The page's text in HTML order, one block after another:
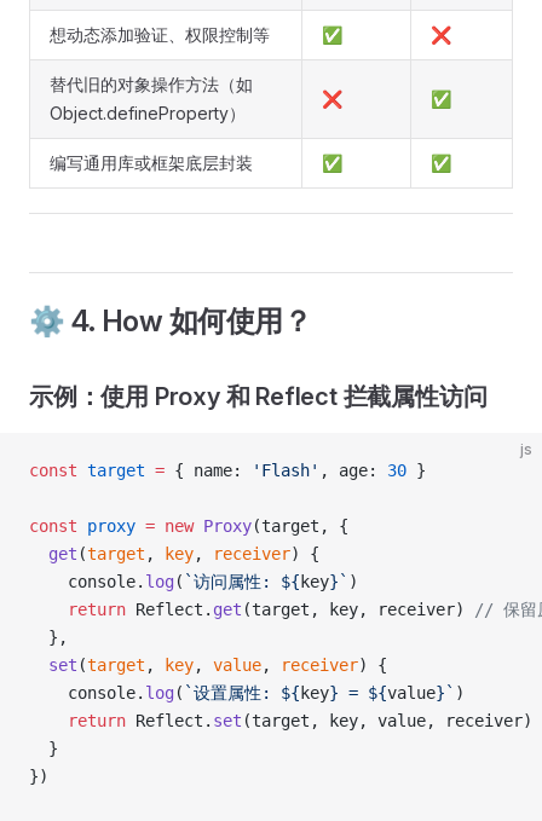
想动态添加验证、权限控制等 ✅ ❌
替代旧的对象操作方法（如
Object.defineProperty）
❌ ✅
编写通用库或框架底层封装 ✅ ✅
⚙️ 4. How 如何使用？
示例：使用 Proxy 和 Reflect 拦截属性访问
js
const target = { name: 'Flash' , age: 30 }
const proxy = new Proxy(target, {
  get
(target , key, receiver) {
    console.
log ( `访问属性: ${ key}` )
    return
Reflect. get (target, key, receiver)
// 保留
  },
  set
(target , key, value, receiver) {
    console.
log ( `设置属性: ${ key} = ${value}` )
    return
Reflect. set (target, key, value, receiver)
  }
})